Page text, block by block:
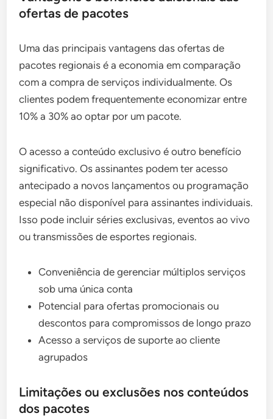
ofertas de pacotes
Uma das principais vantagens das ofertas de
pacotes regionais é a economia em comparação
com a compra de serviços individualmente. Os
clientes podem frequentemente economizar entre
10% a 30% ao optar por um pacote.
O acesso a conteúdo exclusivo é outro benefício
significativo. Os assinantes podem ter acesso
antecipado a novos lançamentos ou programação
especial não disponível para assinantes individuais.
Isso pode incluir séries exclusivas, eventos ao vivo
ou transmissões de esportes regionais.
Conveniência de gerenciar múltiplos serviços
sob uma única conta
Potencial para ofertas promocionais ou
descontos para compromissos de longo prazo
Acesso a serviços de suporte ao cliente
agrupados
Limitações ou exclusões nos conteúdos
dos pacotes